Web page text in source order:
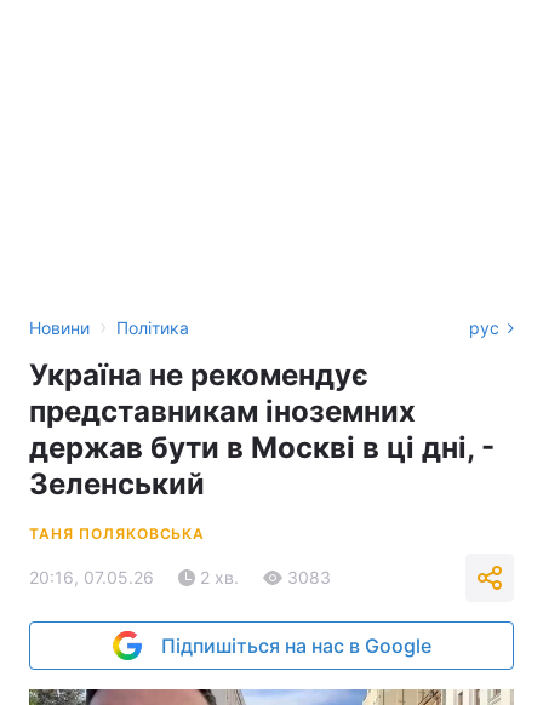
Новини › Політика рус
Україна не рекомендує
представникам іноземних
держав бути в Москві в ці дні, -
Зеленський
ТАНЯ ПОЛЯКОВСЬКА
20:16, 07.05.26 2 хв. 3083
Підпишіться на нас в Google